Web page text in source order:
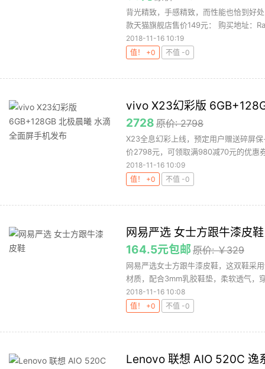
背光精致，手感精致，而性能也恰到好
款天猫旗舰店售价149元： 购买地址：
2018-11-16 10:19
值！ +0
不值 -0
vivo X23幻彩版
2728 原价: 2798
X23全息幻彩上线，预定用户赠送碎屏
价2798元，可领取满980减70元的优惠
2018-11-16 10:09
值！ +0
不值 -0
网易严选 女士方跟牛漆皮鞋
164.5元包邮原价: ￥329
网易严选女士方跟牛漆皮鞋，这双鞋采
材质，配合3mm乳胶鞋垫，柔软透气，
2018-11-16 10:08
值！ +0
不值 -0
Lenovo 联想 AIO 520C 逸